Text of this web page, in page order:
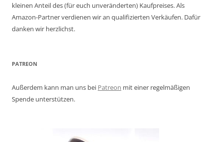
kleinen Anteil des (für euch unveränderten) Kaufpreises. Als
Amazon-Partner verdienen wir an qualifizierten Verkäufen. Dafür
danken wir herzlichst.
PATREON
Außerdem kann man uns bei Patreon mit einer regelmäßigen
Spende unterstützen.